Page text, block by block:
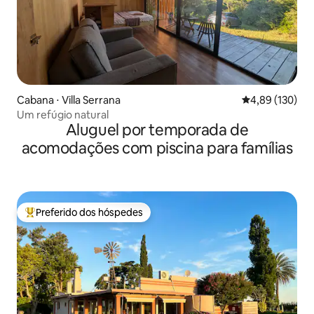
Cabana ⋅ Villa Serrana 4,89 de uma
4,89 (130)
Um refúgio natural
Aluguel por temporada de
acomodações com piscina para famílias
Entre os melhores preferidos dos hóspedes
Preferido dos hóspedes